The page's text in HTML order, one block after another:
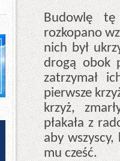
Budowlę
rozkopano
nich był
drogą obok
zatrzymał
pierwsze
krzyż,
płakała z
aby
mu cześć.